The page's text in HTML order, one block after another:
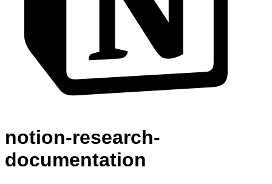
notion-research-
documentation